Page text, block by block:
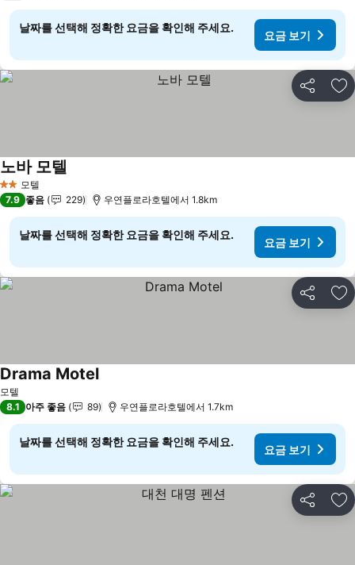
날짜를 선택해 정확한 요금을 확인해 주세요.
요금 보기
공유 즐
2 성급모텔
노바 모텔
7.9 좋음 229 우연플로라호텔에서 1.8km
날짜를 선택해 정확한 요금을 확인해 주세요.
요금 보기
공유 즐
모텔
Drama Motel요금 보기
8.1 아주 좋음 89 우연플로라호텔에서 1.7km
날짜를 선택해 정확한 요금을 확인해 주세요.
요금 보기
공유 즐